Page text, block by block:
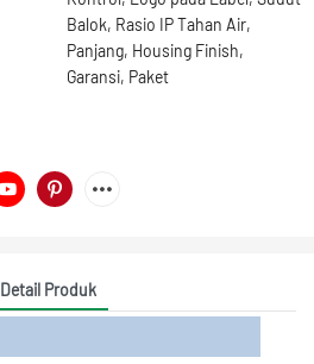
Balok, Rasio IP Tahan Air,
Panjang, Housing Finish,
Garansi, Paket
Detail Produk